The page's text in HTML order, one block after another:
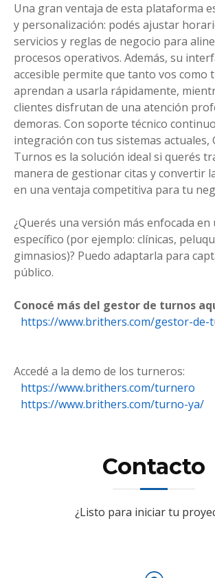
Una gran ventaja de esta plataforma
y personalización: podés ajustar
servicios y reglas de negocio para
procesos operativos. Además, su
accesible permite que tanto vos como
aprendan a usarla rápidamente,
clientes disfrutan de una atención
demoras. Con soporte técnico
integración con tus sistemas actuales,
Turnos es la solución ideal si querés
manera de gestionar citas y convertir
en una ventaja competitiva para tu
¿Querés una versión más enfocada
específico (por ejemplo: clínicas,
gimnasios)? Puedo adaptarla para
público.
Conocé más del gestor de turnos
https://www.brithers.com/gestor-de-
Accedé a la demo de los turneros:
https://www.brithers.com/turnero
https://www.brithers.com/turno-ya/
Contacto
¿Listo para iniciar tu